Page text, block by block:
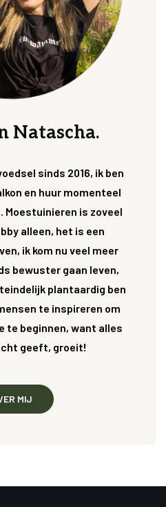
Natascha.
sinds 2016, ik ben
en huur momenteel
Moestuinieren is zoveel
alleen, het is een
ik kom nu veel meer
bewuster gaan leven,
plantaardig ben
te inspireren om
te beginnen, want alles
geeft, groeit!
MIJ